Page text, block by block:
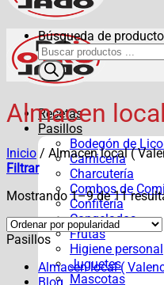
Recetas
Pasillos
Bodegón de
Carnicería
Charcutería
Combos de
Confitería
Congelados
Frutas
Higiene personal
Juguetes
Mascotas
Búsqueda de
Almacen
Inicio / Almacen local (
Filtrar
Mostrando 1–9 de 11
Pasillos
Almacen local (